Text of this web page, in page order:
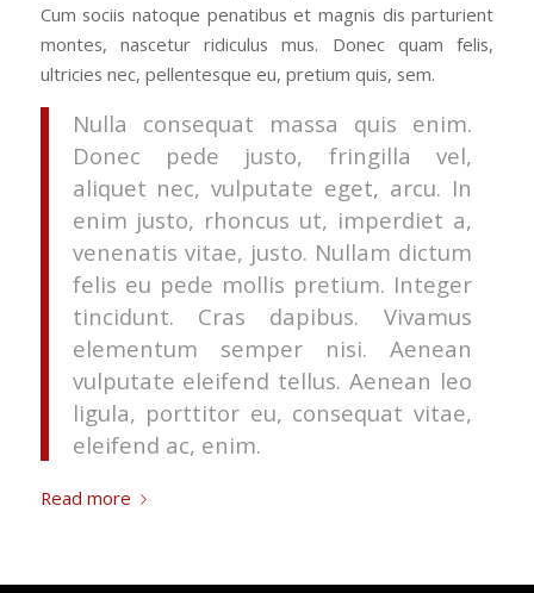
Cum sociis natoque penatibus et magnis dis parturient
montes, nascetur ridiculus mus. Donec quam felis,
ultricies nec, pellentesque eu, pretium quis, sem.
Nulla consequat massa quis enim.
Donec pede justo, fringilla vel,
aliquet nec, vulputate eget, arcu. In
enim justo, rhoncus ut, imperdiet a,
venenatis vitae, justo. Nullam dictum
felis eu pede mollis pretium. Integer
tincidunt. Cras dapibus. Vivamus
elementum semper nisi. Aenean
vulputate eleifend tellus. Aenean leo
ligula, porttitor eu, consequat vitae,
eleifend ac, enim.
Read more